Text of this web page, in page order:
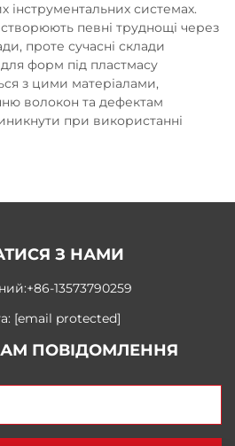
інструментальних системах.
певні труднощі через
проте сучасні склади
форм під пластмасу
з цими матеріалами,
волокон та дефектам
при використанні
З НАМИ
+86-13573790259
[email protected]
ПОВІДОМЛЕННЯ